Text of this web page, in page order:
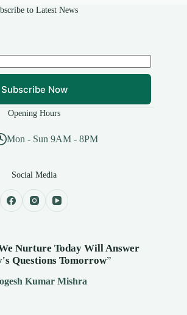
to Latest News
Subscribe Now
Opening Hours
Mon - Sun 9AM - 8PM
Social Media
Nurture Today Will Answer
Questions Tomorrow”
Kumar Mishra